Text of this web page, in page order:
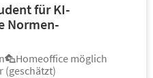
für KI-
Normen-
Homeoffice möglich
(geschätzt)